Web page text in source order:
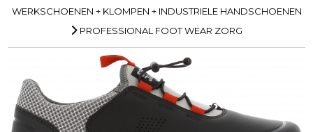
WERKSCHOENEN + KLOMPEN + INDUSTRIELE HANDSCHOENEN
PROFESSIONAL FOOT WEAR ZORG